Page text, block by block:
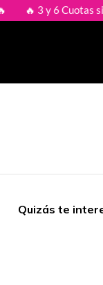
3 y 6 Cuotas sin
Quizás te